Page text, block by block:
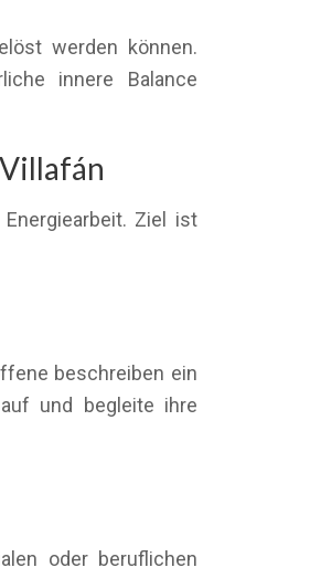
werden können.
innere Balance
Ziel ist
beschreiben ein
und begleite ihre
oder beruflichen